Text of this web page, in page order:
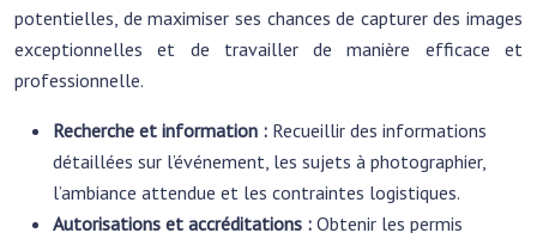
potentielles, de maximiser ses chances de capturer des images
exceptionnelles et de travailler de manière efficace et
professionnelle.
Recherche et information : Recueillir des informations
détaillées sur l’événement, les sujets à photographier,
l’ambiance attendue et les contraintes logistiques.
Autorisations et accréditations : Obtenir les permis